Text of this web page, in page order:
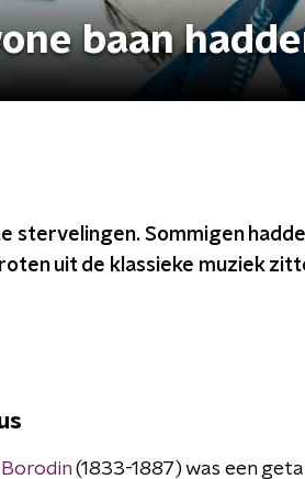
baan
stervelingen. Sommigen
uit de klassieke muziek
(1833-1887) was een